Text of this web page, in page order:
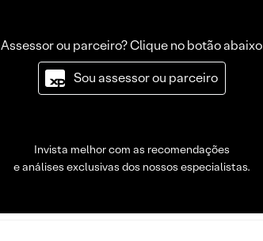
Assessor ou parceiro? Clique no botão abaixo
Sou assessor ou parceiro
Invista melhor com as recomendações
e análises exclusivas dos nossos especialistas.